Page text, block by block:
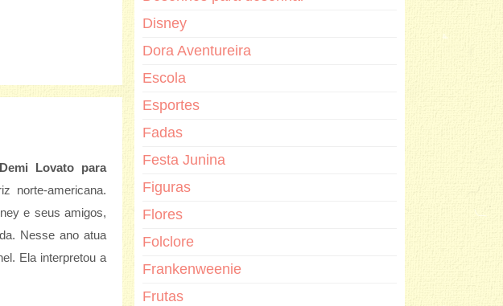
Lovato para
norte-americana.
e seus amigos,
Nesse ano atua
Ela interpretou a
Disney
Dora Aventureira
Escola
Esportes
Fadas
Festa Junina
Figuras
Flores
Folclore
Frankenweenie
Frutas